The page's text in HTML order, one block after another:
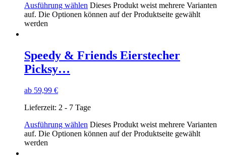
Ausführung wählen Dieses Produkt weist mehrere Varianten
auf. Die Optionen können auf der Produktseite gewählt
werden
Speedy & Friends Eierstecher
Picksy…
ab 59,99 €
Lieferzeit: 2 - 7 Tage
Ausführung wählen Dieses Produkt weist mehrere Varianten
auf. Die Optionen können auf der Produktseite gewählt
werden